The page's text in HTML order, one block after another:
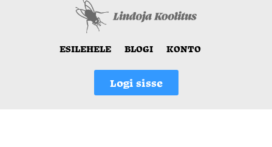
ESILEHELE BLOGI KONTO
Logi sisse